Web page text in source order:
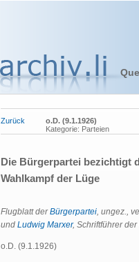
Zurück
o.D. (9.1.1926)
Kategorie: Parteien
Die Bürgerpartei bezichtigt
Wahlkampf der Lüge
Flugblatt derBürgerpartei, ungez.,
und Ludwig Marxer, Schriftführer
o.D. (9.1.1926)